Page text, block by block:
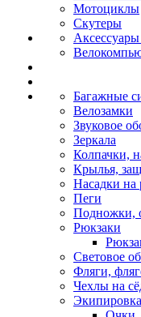
Мотоциклы
Скутеры
Багажные
Велозамки
Звуковое
Зеркала
Колпачки,
Крылья,
Насадки на
Пеги
Подножки,
Рюкзаки
Световое
Фляги,
Чехлы на
Экипировка